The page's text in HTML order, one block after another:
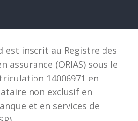
est inscrit au Registre des
assurance (ORIAS) sous le
14006971 en
non exclusif en
et en services de